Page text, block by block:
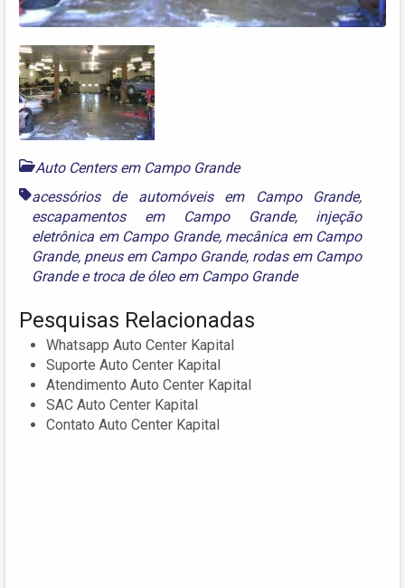
Auto Centers em Campo Grande
acessórios de automóveis em Campo Grande,
escapamentos em Campo Grande, injeção
eletrônica em Campo Grande, mecânica em Campo
Grande, pneus em Campo Grande, rodas em Campo
Grandee troca de óleo em Campo Grande
Pesquisas Relacionadas
Whatsapp Auto Center Kapital
Suporte Auto Center Kapital
Atendimento Auto Center Kapital
SAC Auto Center Kapital
Contato Auto Center Kapital